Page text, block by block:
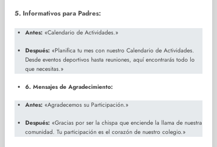
5. Informativos para Padres:
Antes: «Calendario de Actividades.»
Después: «Planifica tu mes con nuestro Calendario de Actividades.
Desde eventos deportivos hasta reuniones, aquí encontrarás todo lo
que necesitas.»
6. Mensajes de Agradecimiento:
Antes: «Agradecemos su Participación.»
Después: «Gracias por ser la chispa que enciende la llama de nuestra
comunidad. Tu participación es el corazón de nuestro colegio.»